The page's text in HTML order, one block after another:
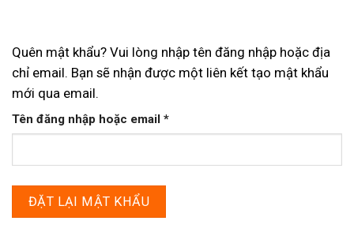
Quên mật khẩu? Vui lòng nhập tên đăng nhập hoặc địa
chỉ email. Bạn sẽ nhận được một liên kết tạo mật khẩu
mới qua email.
Tên đăng nhập hoặc email *Bắt
buộc
ĐẶT LẠI MẬT KHẨU